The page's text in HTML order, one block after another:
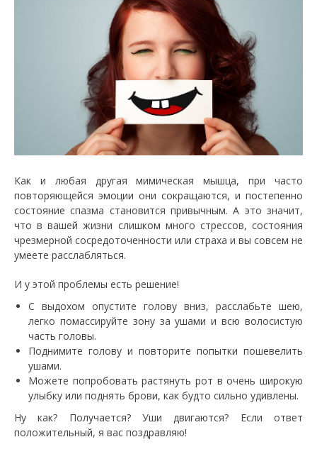
Как и любая другая мимическая мышца, при часто
повторяющейся эмоции они сокращаются, и постепенно
состояние спазма становится привычным. А это значит,
что в вашей жизни слишком много стрессов, состояния
чрезмерной сосредоточенности или страха и вы совсем не
умеете расслабляться.
И у этой проблемы есть решение!
С выдохом опустите голову вниз, расслабьте шею,
легко помассируйте зону за ушами и всю волосистую
часть головы.
Поднимите голову и повторите попытки пошевелить
ушами.
Можете попробовать растянуть рот в очень широкую
улыбку или поднять брови, как будто сильно удивлены.
Ну как? Получается? Уши двигаются? Если ответ
положительный, я вас поздравляю!